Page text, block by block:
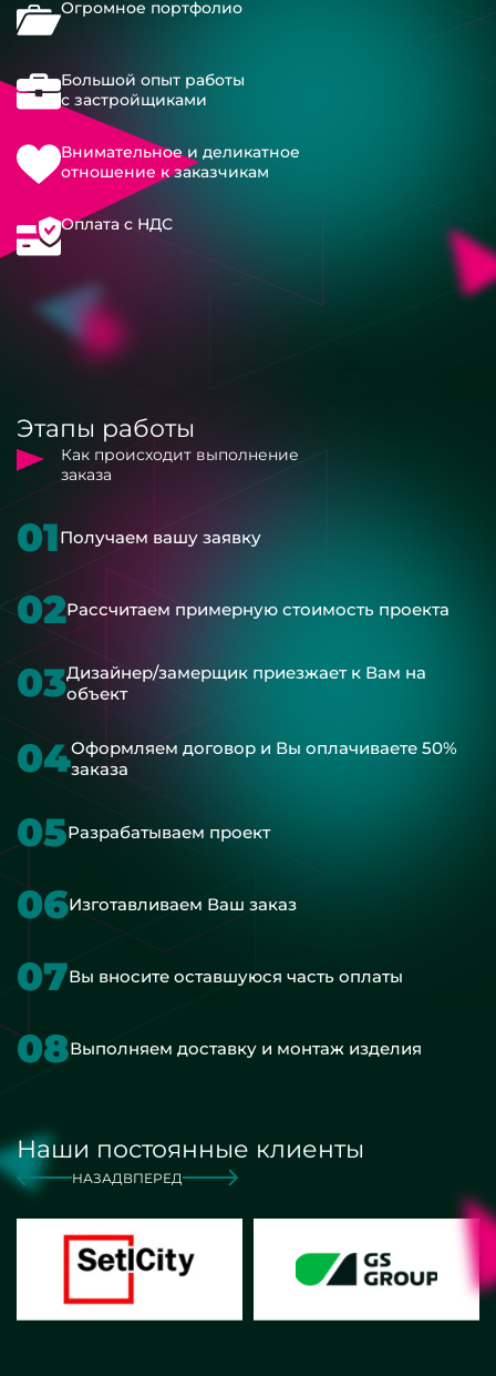
Огромное портфолио
Большой опыт работы
с застройщиками
Внимательное и деликатное
отношение к заказчикам
Оплата с НДС
Этапы работы
Как происходит выполнение
заказа
01Получаем вашу заявку
02Рассчитаем примерную стоимость проекта
03Дизайнер/замерщик приезжает к Вам на
объект
04Оформляем договор и Вы оплачиваете 50%
заказа
05Разрабатываем проект
06Изготавливаем Ваш заказ
07Вы вносите оставшуюся часть оплаты
08Выполняем доставку и монтаж изделия
Наши постоянные клиенты
НАЗАД ВПЕРЕД